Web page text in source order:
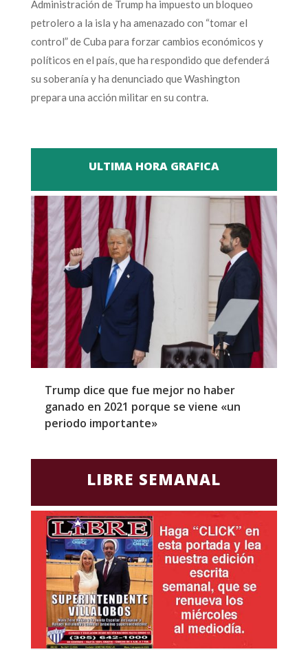
Administración de Trump ha impuesto un bloqueo
petrolero a la isla y ha amenazado con “tomar el
control” de Cuba para forzar cambios económicos y
políticos en el país, que ha respondido que defenderá
su soberanía y ha denunciado que Washington
prepara una acción militar en su contra.
ULTIMA HORA GRAFICA
Trump dice que fue mejor no haber
ganado en 2021 porque se viene «un
periodo importante»
LIBRE SEMANAL